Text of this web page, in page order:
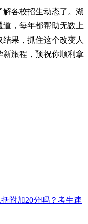
各校招生动态了。湖
，每年都帮助无数上
果，抓住这个改变人
旅程，预祝你顺利拿
附加20分吗？考生速